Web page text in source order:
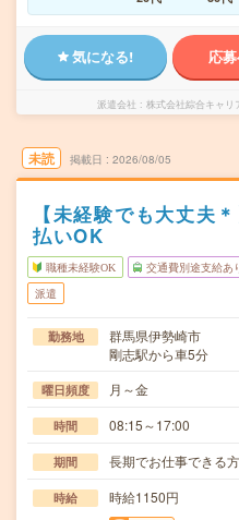
気になる! 応
派遣会社 株式会社綜合キャリ
未読 掲載日 2026/08/05
【未経験でも大丈夫
払いOK
職種未経験OK 交通費別途支給あ
派遣
勤務地
群馬県伊勢崎市
剛志駅から車5分
曜日頻度 月～金
時間 08:15～17:00
期間 長期でお仕事できる
時給 時給1150円